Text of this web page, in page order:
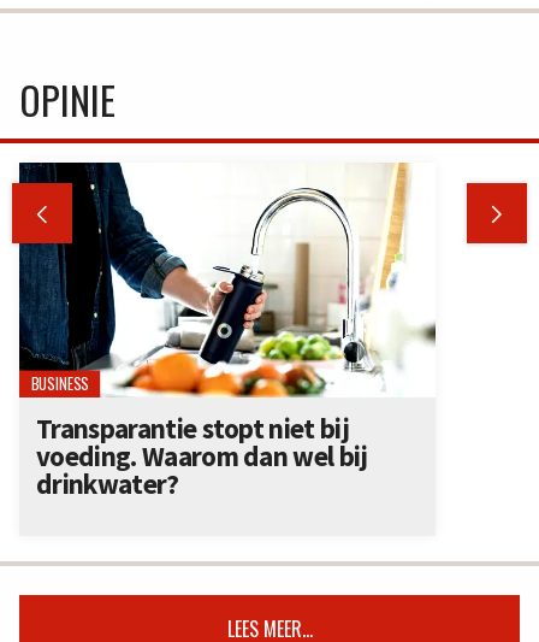
OPINIE
 
BUSINESS
Transparantie stopt niet bij
voeding. Waarom dan wel bij
drinkwater?
LEES MEER...